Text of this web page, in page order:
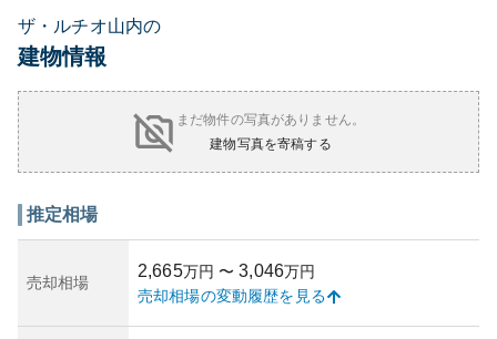
ザ・ルチオ山内の
建物情報
まだ物件の写真がありません。
建物写真を寄稿する
推定相場
売却相場
2,665万円 〜 3,046万円
売却相場の変動履歴を見る